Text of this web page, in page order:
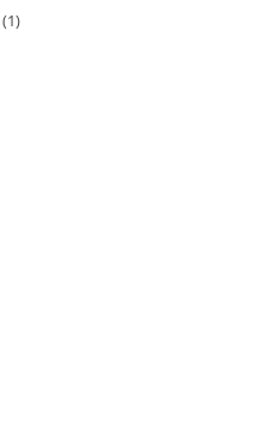
(1)